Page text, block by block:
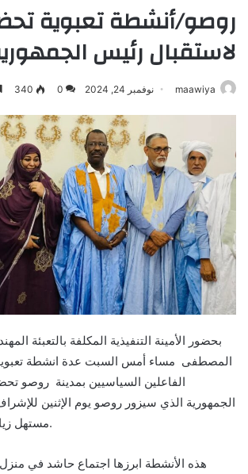
روصو/أنشطة تعبوية
لاستقبال رئيس
maawiya نوفمبر 24, 2024 0
340
بحضور الأمينة التنفيذية المكلفة بالتعبئة
الفاعلين السياسيين بمدينة روصو
الجمهورية الذي سيزور روصو يوم الإثنين
مستهل زيارته الميمونة للولاية.
هذه الأنشطة ابرزها اجتماع حاشد في منزل